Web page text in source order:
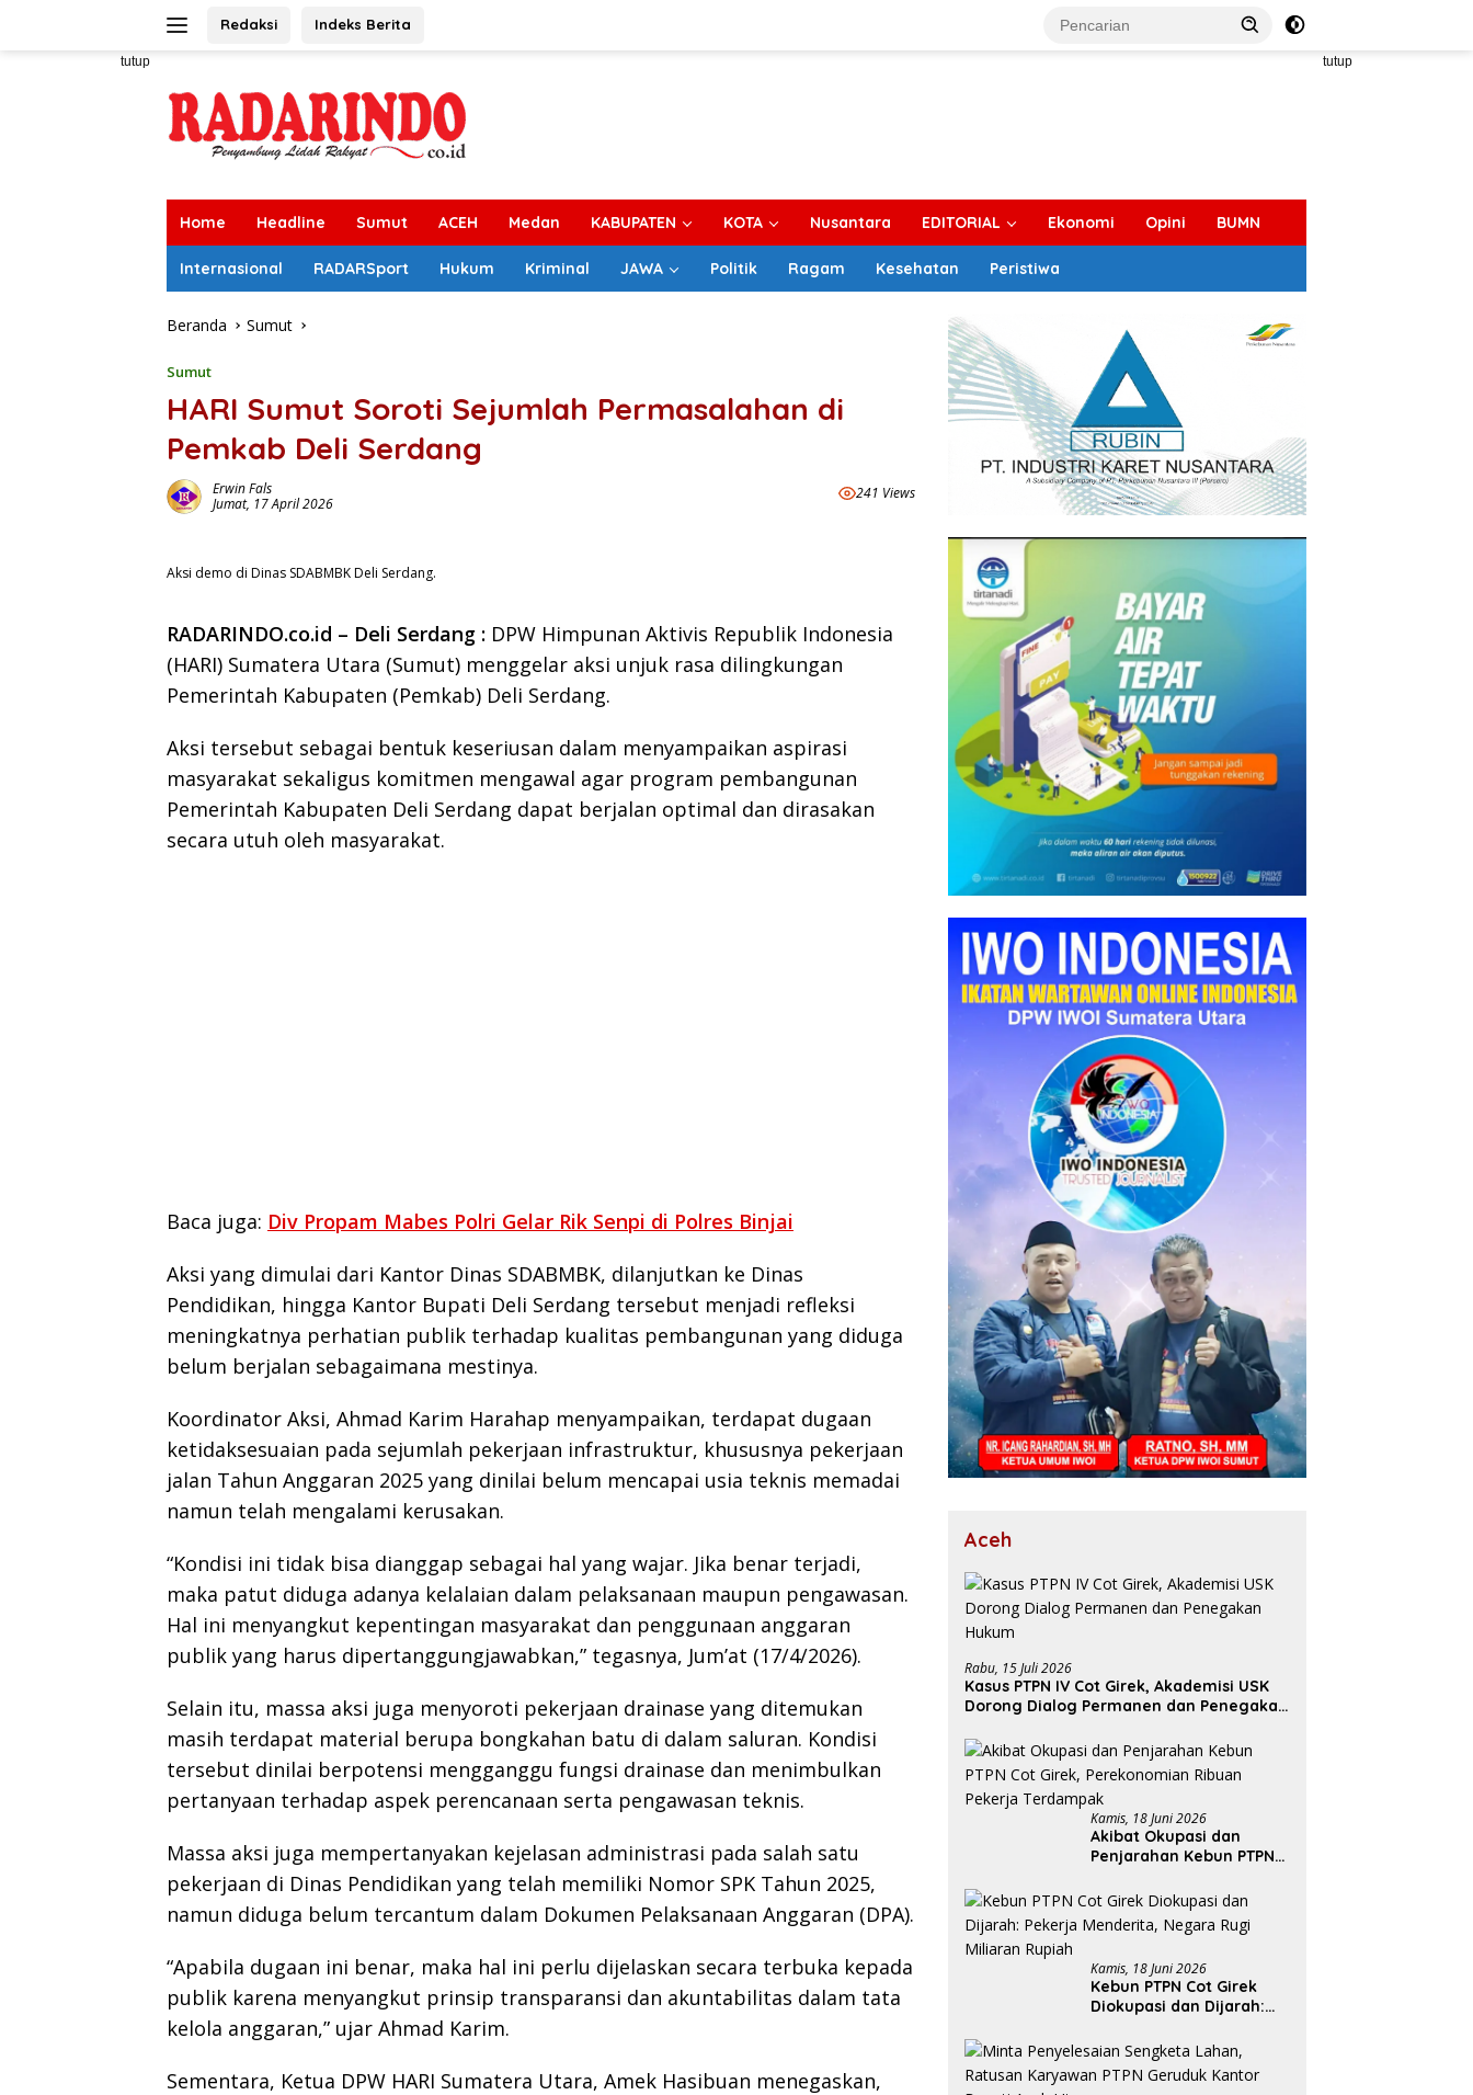
Redaksi Indeks Berita
tutup tutup
Home Headline Sumut ACEH Medan KABUPATEN KOTA Nusantara EDITORIAL Ekonomi Opini BUMN
Internasional RADARSport Hukum Kriminal JAWA Politik Ragam Kesehatan Peristiwa
Beranda Sumut
Sumut
HARI Sumut Soroti Sejumlah Permasalahan di
Pemkab Deli Serdang
Erwin Fals
Jumat, 17 April 2026
241 Views
Aksi demo di Dinas SDABMBK Deli Serdang.
RADARINDO.co.id – Deli Serdang : DPW Himpunan Aktivis Republik Indonesia
(HARI) Sumatera Utara (Sumut) menggelar aksi unjuk rasa dilingkungan
Pemerintah Kabupaten (Pemkab) Deli Serdang.
Aksi tersebut sebagai bentuk keseriusan dalam menyampaikan aspirasi
masyarakat sekaligus komitmen mengawal agar program pembangunan
Pemerintah Kabupaten Deli Serdang dapat berjalan optimal dan dirasakan
secara utuh oleh masyarakat.
Baca juga: Div Propam Mabes Polri Gelar Rik Senpi di Polres Binjai
Aksi yang dimulai dari Kantor Dinas SDABMBK, dilanjutkan ke Dinas
Pendidikan, hingga Kantor Bupati Deli Serdang tersebut menjadi refleksi
meningkatnya perhatian publik terhadap kualitas pembangunan yang diduga
belum berjalan sebagaimana mestinya.
Koordinator Aksi, Ahmad Karim Harahap menyampaikan, terdapat dugaan
ketidaksesuaian pada sejumlah pekerjaan infrastruktur, khususnya pekerjaan
jalan Tahun Anggaran 2025 yang dinilai belum mencapai usia teknis memadai
namun telah mengalami kerusakan.
“Kondisi ini tidak bisa dianggap sebagai hal yang wajar. Jika benar terjadi,
maka patut diduga adanya kelalaian dalam pelaksanaan maupun pengawasan.
Hal ini menyangkut kepentingan masyarakat dan penggunaan anggaran
publik yang harus dipertanggungjawabkan,” tegasnya, Jum’at (17/4/2026).
Selain itu, massa aksi juga menyoroti pekerjaan drainase yang ditemukan
masih terdapat material berupa bongkahan batu di dalam saluran. Kondisi
tersebut dinilai berpotensi mengganggu fungsi drainase dan menimbulkan
pertanyaan terhadap aspek perencanaan serta pengawasan teknis.
Massa aksi juga mempertanyakan kejelasan administrasi pada salah satu
pekerjaan di Dinas Pendidikan yang telah memiliki Nomor SPK Tahun 2025,
namun diduga belum tercantum dalam Dokumen Pelaksanaan Anggaran (DPA).
“Apabila dugaan ini benar, maka hal ini perlu dijelaskan secara terbuka kepada
publik karena menyangkut prinsip transparansi dan akuntabilitas dalam tata
kelola anggaran,” ujar Ahmad Karim.
Sementara, Ketua DPW HARI Sumatera Utara, Amek Hasibuan menegaskan,
Aceh
Rabu, 15 Juli 2026
Kasus PTPN IV Cot Girek, Akademisi USK
Dorong Dialog Permanen dan Penegakan
Kamis, 18 Juni 2026
Akibat Okupasi dan
Penjarahan Kebun PTPN
Ribuan Pekerja
Terdampak
Kamis, 18 Juni 2026
Kebun PTPN Cot Girek
Diokupasi dan Dijarah:
Negara Rugi Miliaran
Rupiah